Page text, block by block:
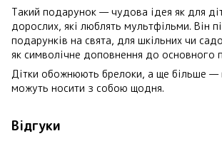
Такий подарунок — чудова ідея як для
дорослих, які люблять мультфільми. Він
подарунків на свята, для шкільних чи
як символічне доповнення до основного
Дітки обожнюють брелоки, а ще більше —
можуть носити з собою щодня.
Відгуки